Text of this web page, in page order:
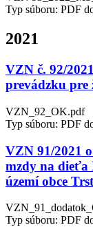
Typ súboru: PDF
2021
VZN č. 92/
prevádzku pre
VZN_92_OK.pdf
Typ súboru: PDF
VZN 91/2021
mzdy na dieťa
území obce
Typ súboru: PDF